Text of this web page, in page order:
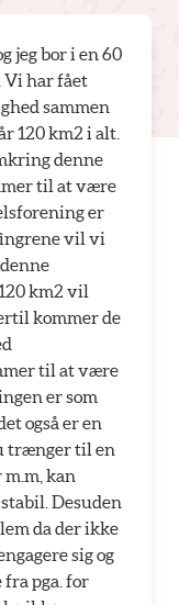
jeg bor i en 60
Vi har fået
sammen
120 km2 i alt.
denne
til at være
er
vil vi
km2 vil
kommer de
til at være
er som
også er en
trænger til en
kan
Desuden
da der ikke
sig og
fra pga. for